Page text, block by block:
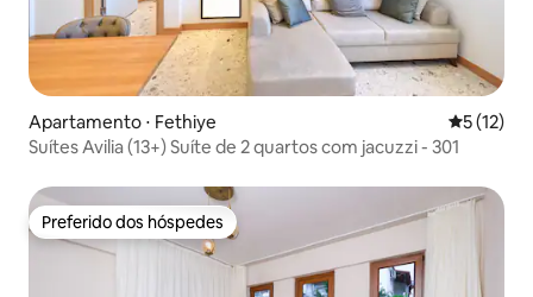
Apartamento ⋅ Fethiye 5 de uma
5 (12)
Suítes Avilia (13+) Suíte de 2 quartos com jacuzzi - 301
Preferido dos hóspedes
Preferido dos hóspedes